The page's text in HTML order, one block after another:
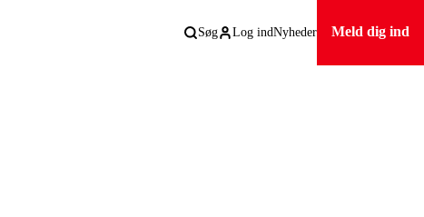
Søg Log indNyheder Meld dig ind